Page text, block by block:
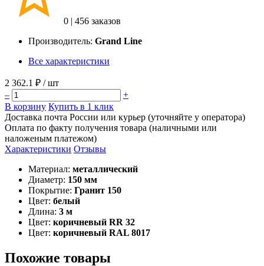
0 | 456 заказов
Производитель: Grand Line
Все характеристики
2 362.1 ₽ / шт
–
+
В корзину Купить в 1 клик
Доставка почта России или курьер (уточняйте у оператора)
Оплата по факту получения товара (наличными или
наложеным платежом)
Характеристики Отзывы
Материал: металлический
Диаметр: 150 мм
Покрытие: Гранит 150
Цвет: белый
Длина: 3 м
Цвет: коричневый RR 32
Цвет: коричневый RAL 8017
Похожие товары